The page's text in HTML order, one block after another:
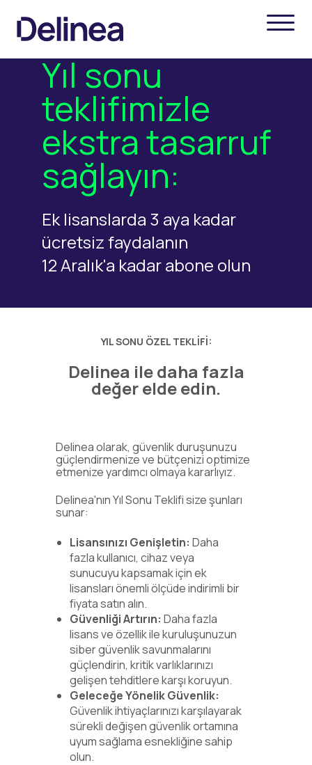
Yıl sonu
teklifimizle
ekstra tasarruf
sağlayın:
Ek lisanslarda 3 aya kadar
ücretsiz faydalanın
12 Aralık'a kadar abone olun
YIL SONU ÖZEL TEKLİFİ:
Delinea ile daha fazla
değer elde edin.
Delinea olarak, güvenlik duruşunuzu
güçlendirmenize ve bütçenizi optimize
etmenize yardımcı olmaya kararlıyız.
Delinea'nın Yıl Sonu Teklifi size şunları
sunar:
Lisansınızı Genişletin: Daha
fazla kullanıcı, cihaz veya
sunucuyu kapsamak için ek
lisansları önemli ölçüde indirimli bir
fiyata satın alın.
Güvenliği Artırın: Daha fazla
lisans ve özellik ile kuruluşunuzun
siber güvenlik savunmalarını
güçlendirin, kritik varlıklarınızı
gelişen tehditlere karşı koruyun.
Geleceğe Yönelik Güvenlik:
Güvenlik ihtiyaçlarınızı karşılayarak
sürekli değişen güvenlik ortamına
uyum sağlama esnekliğine sahip
olun.